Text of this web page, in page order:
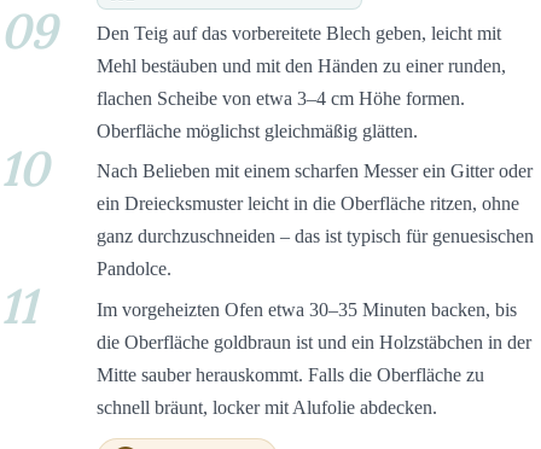
09
Den Teig auf das vorbereitete Blech geben, leicht mit
Mehl bestäuben und mit den Händen zu einer runden,
flachen Scheibe von etwa 3–4 cm Höhe formen.
Oberfläche möglichst gleichmäßig glätten.
10
Nach Belieben mit einem scharfen Messer ein Gitter oder
ein Dreiecksmuster leicht in die Oberfläche ritzen, ohne
ganz durchzuschneiden – das ist typisch für genuesischen
Pandolce.
11
Im vorgeheizten Ofen etwa 30–35 Minuten backen, bis
die Oberfläche goldbraun ist und ein Holzstäbchen in der
Mitte sauber herauskommt. Falls die Oberfläche zu
schnell bräunt, locker mit Alufolie abdecken.